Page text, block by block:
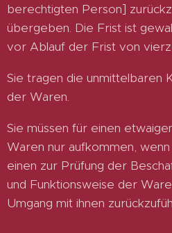
berechtigten Person]
übergeben. Die Frist ist
vor Ablauf der Frist von
Sie tragen die unmittelbaren
der Waren.
Sie müssen für einen
Waren nur aufkommen,
einen zur Prüfung der
und Funktionsweise der
Umgang mit ihnen